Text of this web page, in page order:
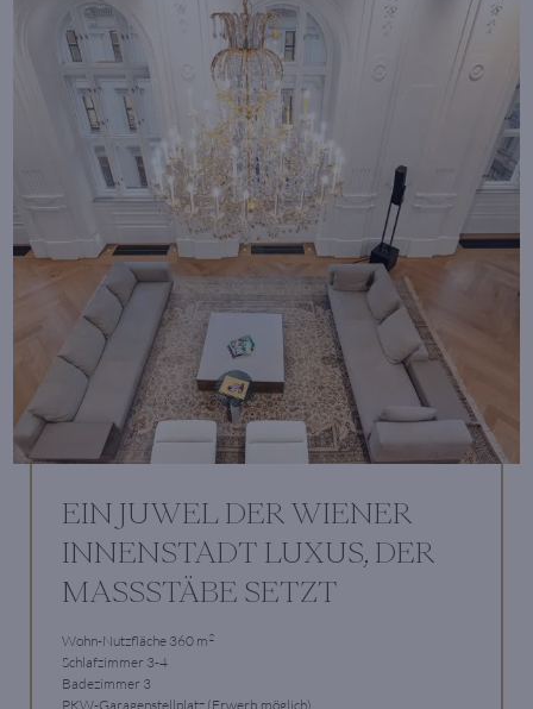
EIN JUWEL DER WIENER
INNENSTADT LUXUS, DER
MASSSTÄBE SETZT
Wohn-Nutzfläche 360 m2
Schlafzimmer 3-4
Badezimmer 3
PKW-Garagenstellplatz (Erwerb möglich)